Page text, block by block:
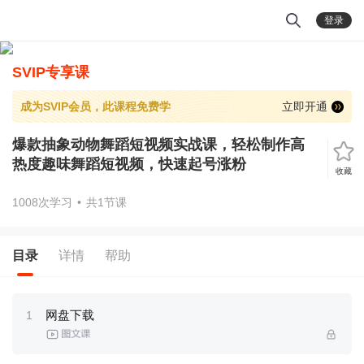
登录
SVIP专享课
成为SVIP会员，此课程免费学 立即开通
爆款抽象动物舞蹈短视频实战课，轻松制作高
热度趣味舞蹈短视频，快速起号涨粉
1008次学习 • 共1节课
收藏
目录 详情 帮助
1 网盘下载